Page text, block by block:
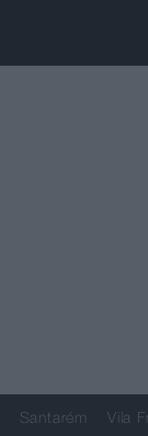
Santarém Vila